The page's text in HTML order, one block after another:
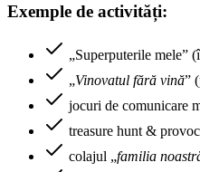
Exemple de activități:
„Superputerile mele”
„Vinovatul fără vină”
jocuri de comunicare
treasure hunt &
colajul „familia